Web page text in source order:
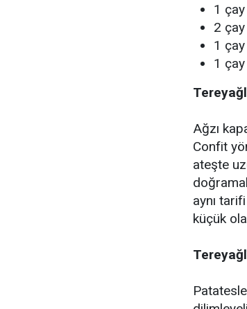
1
2 çay
1 çay
1 çay
Ağzı
Confit
ateşte
aynı
küçük